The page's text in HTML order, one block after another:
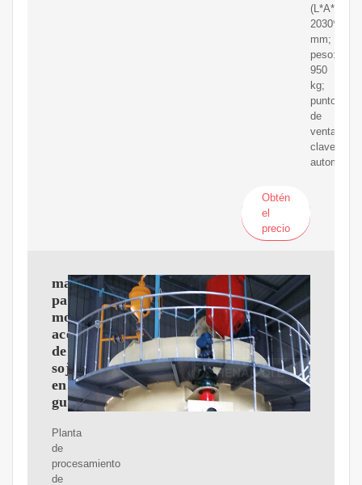
(L*A*A):
mm;
peso:
950
kg;
puntos
de
venta
clave:
automático
Obtén
el
precio
maquina
para
moler
aceite
de
soja
en
guatemala
Planta
de
procesamiento
de